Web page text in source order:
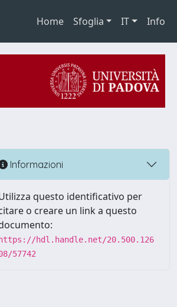
Home Sfoglia IT Info
Informazioni
questo identificativo per
o creare un link a questo
https://hdl.handle.net/20.500.126
57742